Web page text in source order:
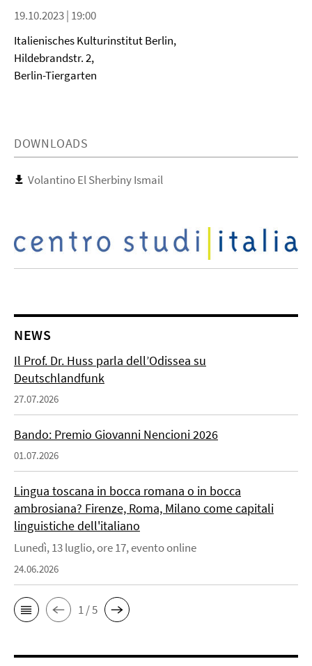
19.10.2023 | 19:00
Italienisches Kulturinstitut Berlin,
Hildebrandstr. 2,
Berlin-Tiergarten
DOWNLOADS
Volantino El Sherbiny Ismail
NEWS
Il Prof. Dr. Huss parla dell’Odissea su
Deutschlandfunk
27.07.2026
Bando: Premio Giovanni Nencioni 2026
01.07.2026
Lingua toscana in bocca romana o in bocca
ambrosiana? Firenze, Roma, Milano come capitali
linguistiche dell'italiano
Lunedì, 13 luglio, ore 17, evento online
24.06.2026
1 / 5